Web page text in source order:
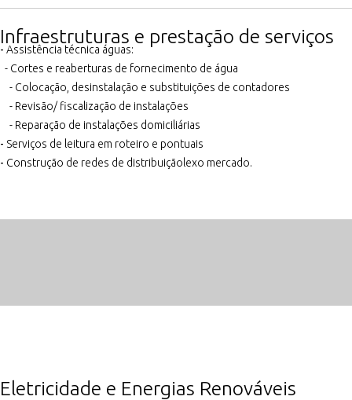
Infraestruturas e prestação de serviços
- Assistência técnica águas:
- Cortes e reaberturas de fornecimento de água
- Colocação, desinstalação e substituições de contadores
- Revisão/ fiscalização de instalações
- Reparação de instalações domiciliárias
- Serviços de leitura em roteiro e pontuais
- Construção de redes de distribuiçãolexo mercado.
Eletricidade e Energias Renováveis